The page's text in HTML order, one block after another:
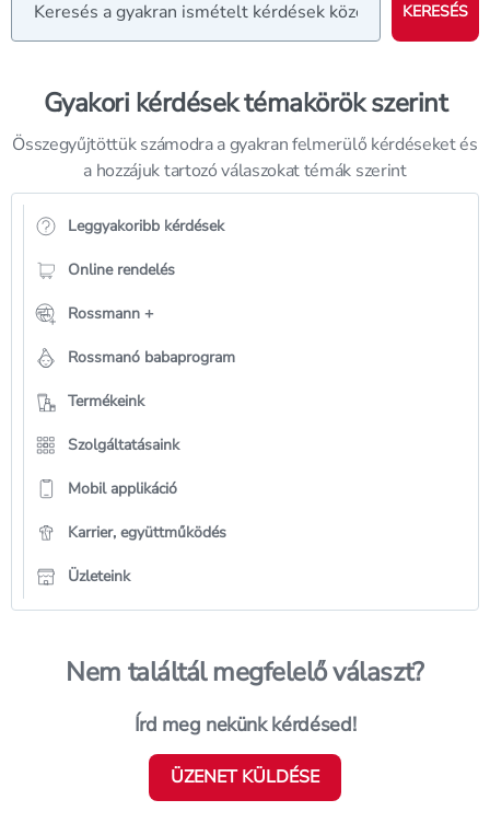
KERESÉS
Gyakori kérdések témakörök szerint
Összegyűjtöttük számodra a gyakran felmerülő kérdéseket és
a hozzájuk tartozó válaszokat témák szerint
Leggyakoribb kérdések
Online rendelés
Rossmann +
Rossmanó babaprogram
Termékeink
Szolgáltatásaink
Mobil applikáció
Karrier, együttműködés
Üzleteink
Nem találtál megfelelő választ?
Írd meg nekünk kérdésed!
ÜZENET KÜLDÉSE